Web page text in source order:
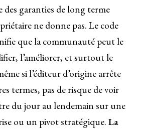
des garanties de long terme
ne donne pas. Le code
que la communauté peut le
l’améliorer, et surtout le
si l’éditeur d’origine arrête
termes, pas de risque de voir
du jour au lendemain sur une
ou un pivot stratégique. La